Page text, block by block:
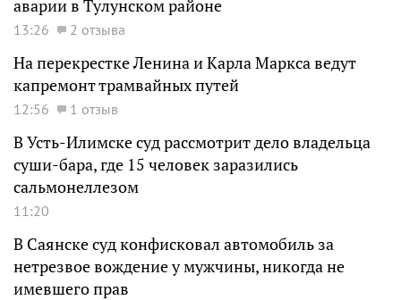
аварии в Тулунском районе
13:26 2 отзыва
На перекрестке Ленина и Карла Маркса ведут
капремонт трамвайных путей
12:56 1 отзыв
В Усть-Илимске суд рассмотрит дело владельца
суши-бара, где 15 человек заразились
сальмонеллезом
11:20
В Саянске суд конфисковал автомобиль за
нетрезвое вождение у мужчины, никогда не
имевшего прав